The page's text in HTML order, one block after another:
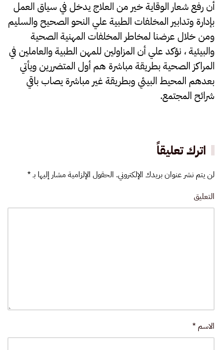
أن رفع شعار الوقاية خير من العلاج يدخل في سياق العمل
بإدارة وتدابير المخلفات الطبية علي النحو الصحيح والسليم
ومن خلال عرضنا لمخاطر المخلفات المهنية الصحية
والبيئية ، نؤكد علي أن المزاولين للمهن الطبية والعاملين في
المراكز الصحية بطريقة مباشرة هم أول المتضررين ويأتي
بعدهم المحيط البيئي وبطريقة غير مباشرة يصاب باقي
شرائح المجتمع.
اترك تعليقاً
لن يتم نشر عنوان بريدك الإلكتروني. الحقول الإلزامية مشار إليها بـ*
التعليق
الاسم *